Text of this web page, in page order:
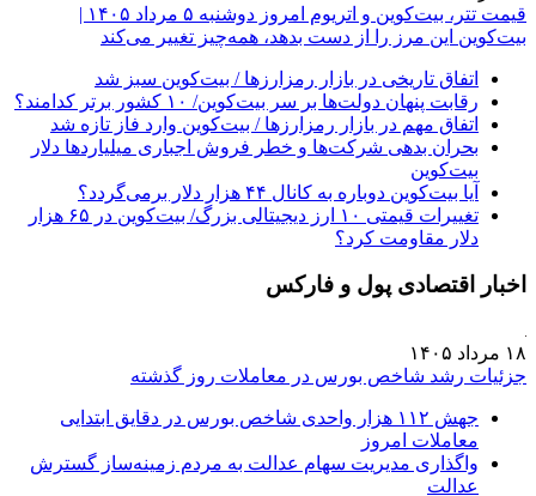
قیمت تتر، بیت‌کوین و اتریوم امروز دوشنبه ۵ مرداد ۱۴۰۵ |
بیت‌کوین این مرز را از دست بدهد، همه‌چیز تغییر می‌کند
اتفاق تاریخی در بازار رمزارزها / بیت‌کوین سبز شد
رقابت پنهان دولت‌ها بر سر بیت‌کوین/ ۱۰ کشور برتر کدامند؟
اتفاق مهم در بازار رمزارزها / بیت‌کوین وارد فاز تازه شد
بحران بدهی شرکت‌ها و خطر فروش اجباری میلیاردها دلار
بیت‌کوین
آیا بیت‌کوین دوباره به کانال ۴۴ هزار دلار برمی‌گردد؟
تغییرات قیمتی ۱۰ ارز دیجیتالی بزرگ/ بیت‌کوین در ۶۵ هزار
دلار مقاومت کرد؟
اخبار اقتصادی پول و فارکس
۱۸ مرداد ۱۴۰۵
جزئیات رشد شاخص بورس در معاملات روز گذشته
جهش ۱۱۲ هزار واحدی شاخص بورس در دقایق ابتدایی
معاملات امروز
واگذاری مدیریت سهام عدالت به مردم زمینه‌ساز گسترش
عدالت